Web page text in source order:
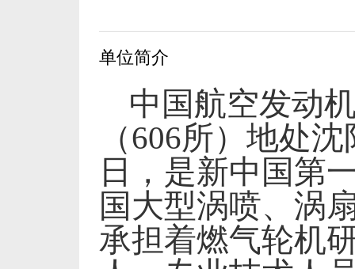
单位简介
中国航空发动
（606所）地处
日，是新中国第
国大型涡喷、涡
承担着燃气轮机